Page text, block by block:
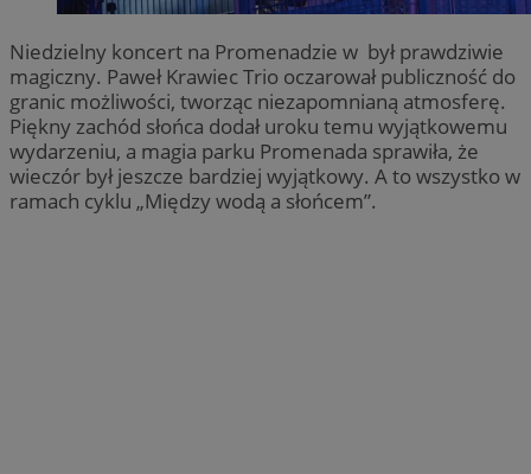
Niedzielny koncert na Promenadzie w był prawdziwie
magiczny. Paweł Krawiec Trio oczarował publiczność do
granic możliwości, tworząc niezapomnianą atmosferę.
Piękny zachód słońca dodał uroku temu wyjątkowemu
wydarzeniu, a magia parku Promenada sprawiła, że
wieczór był jeszcze bardziej wyjątkowy. A to wszystko w
ramach cyklu „Między wodą a słońcem”.